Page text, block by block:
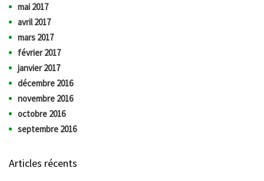
mai 2017
avril 2017
mars 2017
février 2017
janvier 2017
décembre 2016
novembre 2016
octobre 2016
septembre 2016
Articles récents